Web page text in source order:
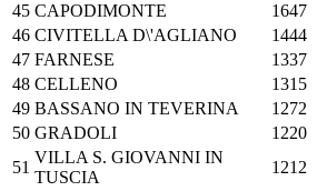
45 CAPODIMONTE 1647
46 CIVITELLA D\'AGLIANO 1444
47 FARNESE 1337
48 CELLENO 1315
49 BASSANO IN TEVERINA 1272
50 GRADOLI 1220
51
VILLA S. GIOVANNI IN
TUSCIA
1212